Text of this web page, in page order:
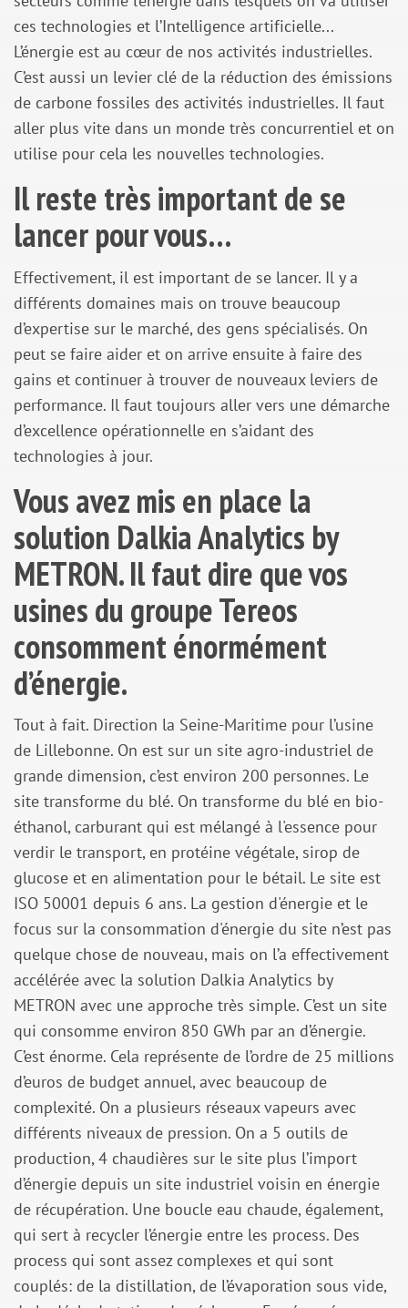
ces technologies et l’Intelligence artificielle...
L’énergie est au cœur de nos activités industrielles.
C’est aussi un levier clé de la réduction des émissions
de carbone fossiles des activités industrielles. Il faut
aller plus vite dans un monde très concurrentiel et on
utilise pour cela les nouvelles technologies.
Il reste très important de se
lancer pour vous…
Effectivement, il est important de se lancer. Il y a
différents domaines mais on trouve beaucoup
d’expertise sur le marché, des gens spécialisés. On
peut se faire aider et on arrive ensuite à faire des
gains et continuer à trouver de nouveaux leviers de
performance. Il faut toujours aller vers une démarche
d’excellence opérationnelle en s’aidant des
technologies à jour.
Vous avez mis en place la
solution Dalkia Analytics by
METRON. Il faut dire que vos
usines du groupe Tereos
consomment énormément
d’énergie.
Tout à fait. Direction la Seine-Maritime pour l’usine
de Lillebonne. On est sur un site agro-industriel de
grande dimension, c’est environ 200 personnes. Le
site transforme du blé. On transforme du blé en bio-
éthanol, carburant qui est mélangé à l'essence pour
verdir le transport, en protéine végétale, sirop de
glucose et en alimentation pour le bétail. Le site est
ISO 50001 depuis 6 ans. La gestion d'énergie et le
focus sur la consommation d'énergie du site n’est pas
quelque chose de nouveau, mais on l’a effectivement
accélérée avec la solution Dalkia Analytics by
METRON avec une approche très simple. C’est un site
qui consomme environ 850 GWh par an d’énergie.
C’est énorme. Cela représente de l’ordre de 25 millions
d’euros de budget annuel, avec beaucoup de
complexité. On a plusieurs réseaux vapeurs avec
différents niveaux de pression. On a 5 outils de
production, 4 chaudières sur le site plus l’import
d’énergie depuis un site industriel voisin en énergie
de récupération. Une boucle eau chaude, également,
qui sert à recycler l’énergie entre les process. Des
process qui sont assez complexes et qui sont
couplés: de la distillation, de l’évaporation sous vide,